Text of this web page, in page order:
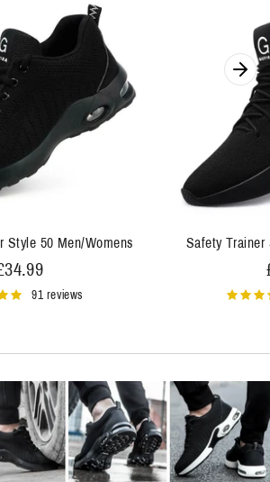
Style 50 Men/Womens
91 reviews
Safety Trainer